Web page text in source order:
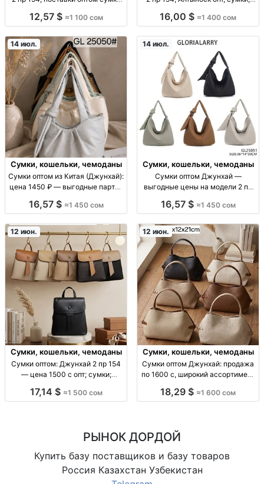
154»), цена 1100 с, поставки для
пар
12,57 $ ≈1 100 сом
цена 1400 с, для магазинов/
16,00 $ ≈1 400 сом
14 июл.
Сумки, кошельки, чемоданы
Сумки оптом из Китая (Джунхай):
цена 1450 ₽ — выгодные партии
поставка из Китая (Джунхай);
розницы; ассортимент под спрос
16,57 $ ≈1 450 сом
14 июл.
Сумки, кошельки, чемоданы
Сумки оптом Джунхай —
выгодные цены на модели 2 пр
Джунхай; модель 2 пр 154;
маркетплейсов; подходит для
16,57 $ ≈1 450 сом
12 июн.
Сумки, кошельки, чемоданы
Сумки оптом: Джунхай 2 пр 154
— цена 1500 с опт; сумки;
1500 с.
17,14 $ ≈1 500 сом
12 июн.
Сумки, кошельки, чемоданы
Сумки оптом Джунхай: продажа
по 1600 с, широкий ассортимент
модельный ряд; распр/
18,29 $ ≈1 600 сом
РЫНОК ДОРДОЙ
Купить базу поставщиков и базу товаров
Россия Казахстан Узбекистан